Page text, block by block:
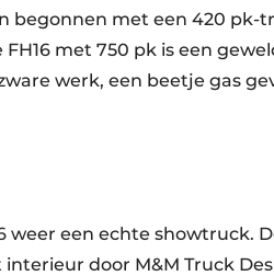
begonnen met een 420 pk-
met 750 pk is een
werk, een beetje gas
weer een echte showtruck.
door M&M Truck